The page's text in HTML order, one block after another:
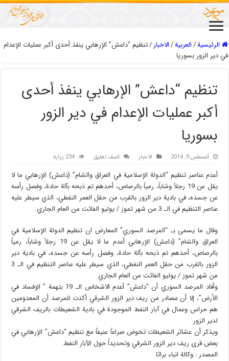
الرئيسية/العربیة/الاخبار/تنظيم “داعش” الإرهابي ينفذ أحدى أكبر عمليات الإعدام
في دير الزور بسوريا
تنظيم “داعش” الإرهابي ينفذ أحدى
أكبر عمليات الإعدام في دير الزور
بسوريا
أغسطس 9, 2014 الاخبار اضف تعليق 234 زيارة
أعدم عناصر تنظيم “الدولة الإسلامية في العراق والشام” (داعش) الإرهابي ما لا
يقل عن 19 رجلاً وشاباً، رمياً بالرصاص، أحدهم تم ذبحه بآلة حادة، وفصل رأسه
عن جسده، في بادية دير الزور بالقرب من حقل العمر النفطي، الذي سيطر عليه
عناصر التنظيم في الـ 3 من شهر تموز / يوليو الفائت من العام الجاري.
وقال ما يسمى بـ “المرصد السوري” المعارض ان تنظيم الدولة الإسلامية في
العراق والشام” (داعش) الإرهابي أعدم ما لا يقل عن 19 رجلاً وشاباً، رمياً
بالرصاص، أحدهم تم ذبحه بآلة حادة، وفصل رأسه عن جسده، في بادية دير
الزور بالقرب من حقل العمر النفطي، الذي سيطر عليه عناصر التنظيم في الـ 3
من شهر تموز / يوليو الفائت من العام الجاري.
وأفاد المرصد السوري أن “داعش” أعدم الاشخاص الـ 19 بتهمة ” الإفساد في
الأرض”، إلا أن مصادر من ريف دير الزور الشرقي أكدت للمرصد أن المعدومين
هم حراس وعمال في آبار النفط الموجودة في بادية الشعيطات بالريف الشرقي
لدير الزور.
ويذكر أن عشائر الشعيطات تخوض صراعاً عنيفاً مع تنظيم “داعش” الإرهابي في
بعض قرى ريف دير الزور الشرقي وتحديداً حول الآبار النفط.
المصدر : وکالة انباء براثا